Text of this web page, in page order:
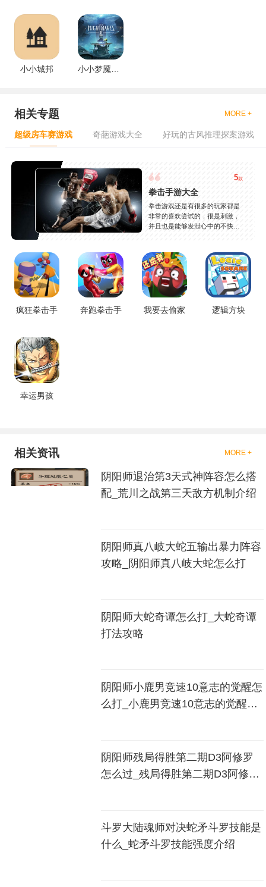
小小城邦
相关专题 MORE +
超级房车赛游戏 奇葩游戏大全 好玩的古风推理探案游戏
5款
拳击手游大全
拳击游戏还是有很多的玩家都是
非常的喜欢尝试的，很是刺激，
并且也是能够发泄心中的不快
是一些格斗的游戏，其实是非常
的有趣，也是相当的刺激的，游
戏中是有一些不同的场景都是能
够去进行体验的，我们也是能够
去刺激的进行对战的，小编现在
就是收集了一些有意思的拳击游
疯狂拳击手 奔跑拳击手 我要去偷家 逻辑方块
幸运男孩
相关资讯 MORE +
阴阳师退治第3天式神阵容怎么搭
配_荒川之战第三天敌方机制介绍
阴阳师真八岐大蛇五输出暴力阵容
攻略_阴阳师真八岐大蛇怎么打
阴阳师大蛇奇谭怎么打_大蛇奇谭
打法攻略
阴阳师小鹿男竞速10意志的觉醒怎
么打_小鹿男竞速10意志的觉醒打
阴阳师残局得胜第二期D3阿修罗
怎么过_残局得胜第二期D3阿修罗
斗罗大陆魂师对决蛇矛斗罗技能是
什么_蛇矛斗罗技能强度介绍